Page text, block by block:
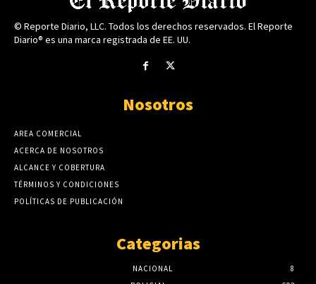
© Reporte Diario, LLC. Todos los derechos reservados. El Reporte
Diario® es una marca registrada de EE. UU.
Nosotros
AREA COMERCIAL
ACERCA DE NOSOTROS
ALCANCE Y COBERTURA
TÉRMINOS Y CONDICIONES
POLÍTICAS DE PUBLICACIÓN
Categorias
NACIONAL
8